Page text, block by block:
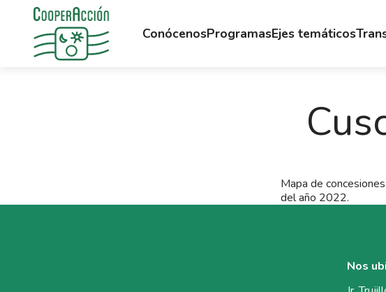
ConócenosProgramasEjes temáticos
Mapa de
del año 2022.
Nos